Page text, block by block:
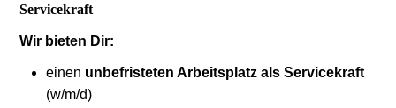
Servicekraft
Wir bieten Dir:
einen unbefristeten Arbeitsplatz als Servicekraft
(w/m/d)